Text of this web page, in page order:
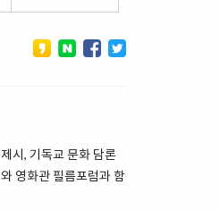
시, 기독교 문화 담론
영화관 필름포럼과 함